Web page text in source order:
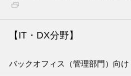
【IT・DX分野】
バックオフィス（管理部門）向け